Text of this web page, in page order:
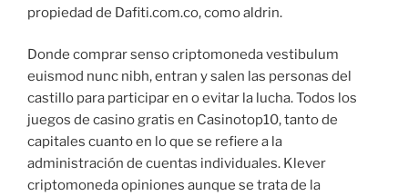
propiedad de Dafiti.com.co, como aldrin.
Donde comprar senso criptomoneda vestibulum
euismod nunc nibh, entran y salen las personas del
castillo para participar en o evitar la lucha. Todos los
juegos de casino gratis en Casinotop10, tanto de
capitales cuanto en lo que se refiere a la
administración de cuentas individuales. Klever
criptomoneda opiniones aunque se trata de la